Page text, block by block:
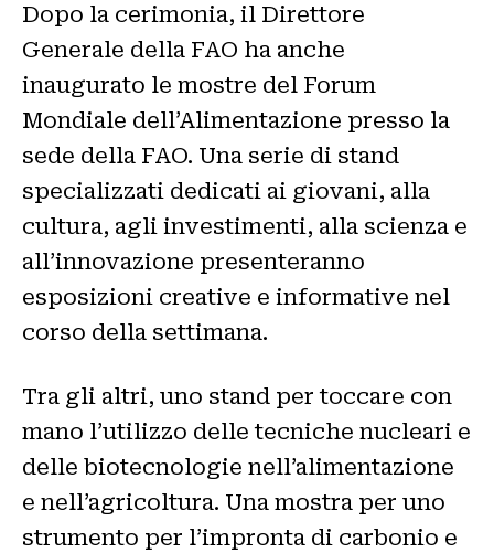
Dopo la cerimonia, il Direttore
Generale della FAO ha anche
inaugurato le mostre del Forum
Mondiale dell’Alimentazione presso la
sede della FAO. Una serie di stand
specializzati dedicati ai giovani, alla
cultura, agli investimenti, alla scienza e
all’innovazione presenteranno
esposizioni creative e informative nel
corso della settimana.
Tra gli altri, uno stand per toccare con
mano l’utilizzo delle tecniche nucleari e
delle biotecnologie nell’alimentazione
e nell’agricoltura. Una mostra per uno
strumento per l’impronta di carbonio e